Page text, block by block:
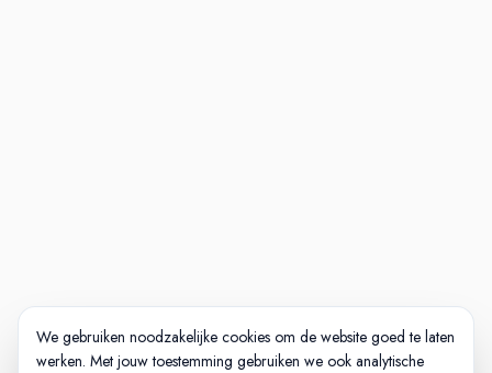
We gebruiken noodzakelijke cookies om de website goed te laten
werken. Met jouw toestemming gebruiken we ook analytische